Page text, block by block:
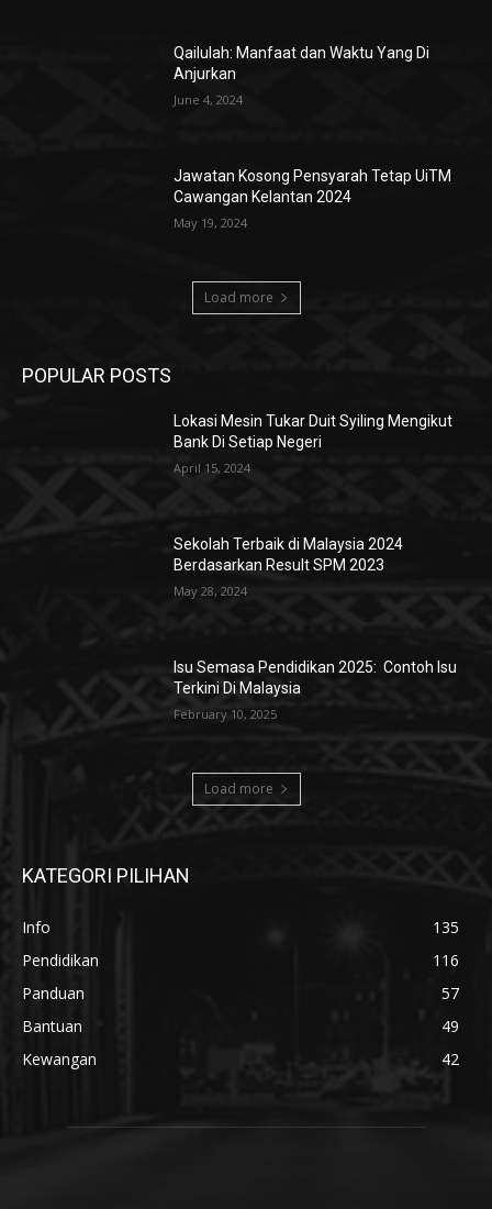
Qailulah: Manfaat dan Waktu Yang Di
Anjurkan
June 4, 2024
Jawatan Kosong Pensyarah Tetap UiTM
Cawangan Kelantan 2024
May 19, 2024
Load more
POPULAR POSTS
Lokasi Mesin Tukar Duit Syiling Mengikut
Bank Di Setiap Negeri
April 15, 2024
Sekolah Terbaik di Malaysia 2024
Berdasarkan Result SPM 2023
May 28, 2024
Isu Semasa Pendidikan 2025: Contoh Isu
Terkini Di Malaysia
February 10, 2025
Load more
KATEGORI PILIHAN
Info
135
Pendidikan
116
Panduan
57
Bantuan
49
Kewangan
42